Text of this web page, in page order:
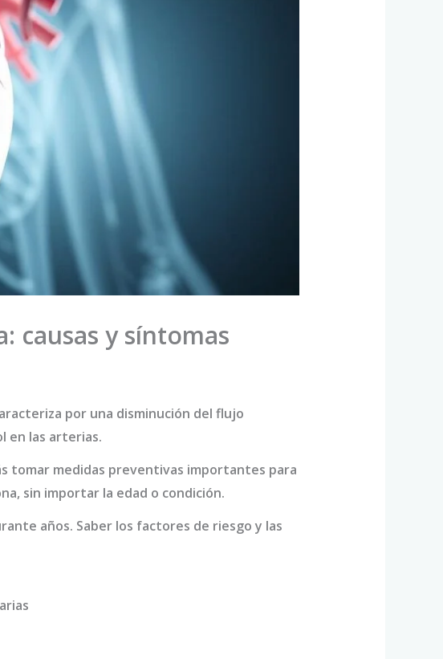
causas y síntomas
por una disminución del flujo
en las arterias.
tomar medidas preventivas importantes para
sin importar la edad o condición.
años. Saber los factores de riesgo y las